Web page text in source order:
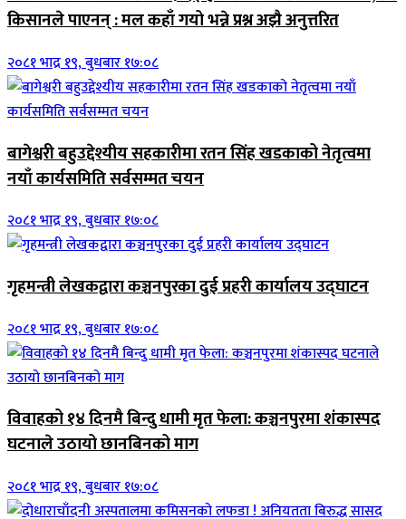
किसानले पाएनन् : मल कहाँ गयो भन्ने प्रश्न अझै अनुत्तरित
२०८१ भाद्र १९, बुधबार १७:०८
बागेश्वरी बहुउद्देश्यीय सहकारीमा रतन सिंह खडकाको नेतृत्वमा
नयाँ कार्यसमिति सर्वसम्मत चयन
२०८१ भाद्र १९, बुधबार १७:०८
गृहमन्त्री लेखकद्वारा कञ्चनपुरका दुई प्रहरी कार्यालय उद्घाटन
२०८१ भाद्र १९, बुधबार १७:०८
विवाहको १४ दिनमै बिन्दु धामी मृत फेला: कञ्चनपुरमा शंकास्पद
घटनाले उठायो छानबिनको माग
२०८१ भाद्र १९, बुधबार १७:०८